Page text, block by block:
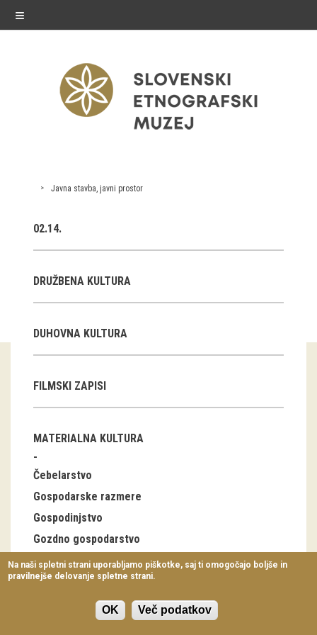
≡
razstave
Občasne razstave
Gostovanja
E-razstave
Virtualni sprehodi
Napovednik
dogodki
Koledar dogodkov
Prireditve
Predavanja
Delavnice
Vodeni ogledi
Javna stavba, javni prostor
02.14.
DRUŽBENA KULTURA
DUHOVNA KULTURA
FILMSKI ZAPISI
MATERIALNA KULTURA
Čebelarstvo
Gospodarske razmere
Gospodinjstvo
Gozdno gospodarstvo
Industrija
Lov, ribolov
Nabiralništvo
Notranja oprema stanovanjskih stavb, bivalna
Na naši spletni strani uporabljamo piškotke, saj ti omogočajo boljše in
pravilnejše delovanje spletne strani.
OK Več podatkov